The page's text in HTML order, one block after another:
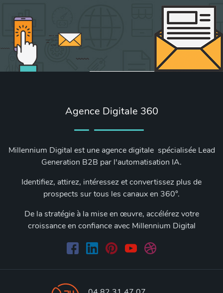
Agence Digitale 360
Millennium Digital est une agence digitale spécialisée Lead
Generation B2B par l'automatisation IA.
Identifiez, attirez, intéressez et convertissez plus de
prospects sur tous les canaux en 360°.
De la stratégie à la mise en œuvre, accélérez votre
croissance en confiance avec Millennium Digital